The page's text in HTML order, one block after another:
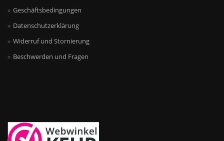
Geschäftsbedingungen
Datenschutzerklärung
Widerruf und Stornierung
Beschwerden und Fragen